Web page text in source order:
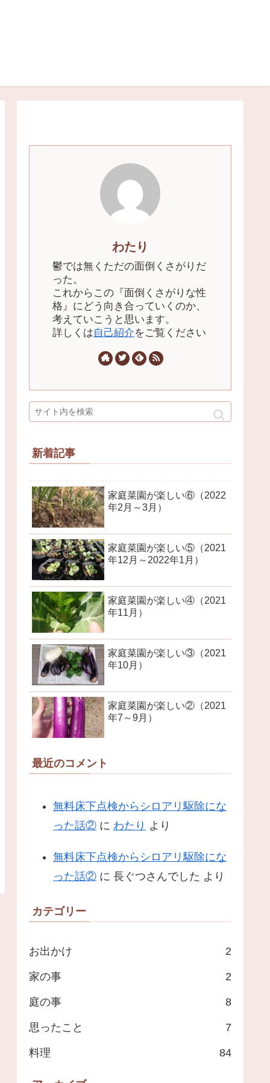
わたり
鬱では無くただの面倒くさがりだ
った。
これからこの『面倒くさがりな性
格』にどう向き合っていくのか、
考えていこうと思います。
詳しくは自己紹介をご覧ください
新着記事
家庭菜園が楽しい⑥（2022
年2月～3月）
家庭菜園が楽しい⑤（2021
年12月～2022年1月）
家庭菜園が楽しい④（2021
年11月）
家庭菜園が楽しい③（2021
年10月）
家庭菜園が楽しい②（2021
年7～9月）
最近のコメント
無料床下点検からシロアリ駆除にな
った話② に わたり より
無料床下点検からシロアリ駆除にな
った話② に 長ぐつさんでした より
カテゴリー
お出かけ 2
家の事 2
庭の事 8
思ったこと 7
料理 84